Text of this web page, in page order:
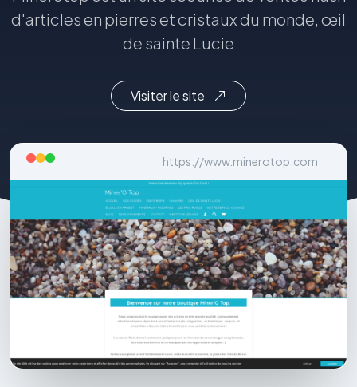
d'articles en pierres et cristaux du monde, œil
de sainte Lucie
Visiter le site
https://www.minerotop.com